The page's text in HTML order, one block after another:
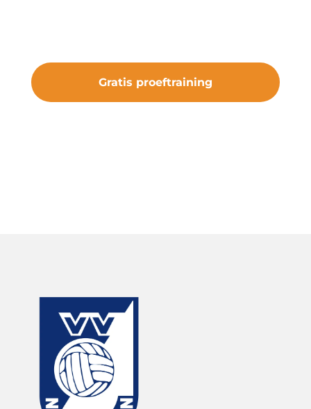
Gratis proeftraining